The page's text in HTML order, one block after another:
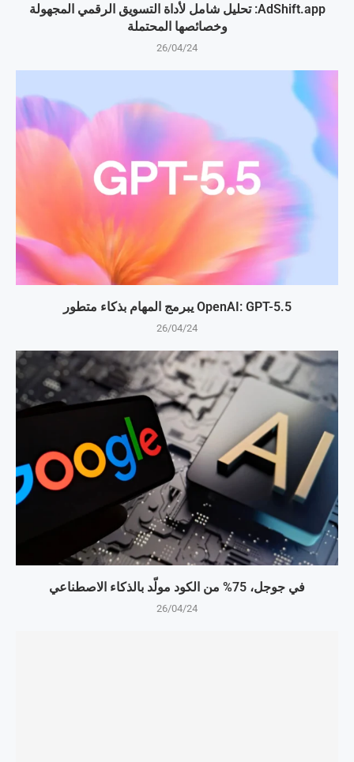
AdShift.app: تحليل شامل لأداة التسويق الرقمي المجهولة
وخصائصها المحتملة
26/04/24
OpenAI: GPT-5.5 يبرمج المهام بذكاء متطور
26/04/24
في جوجل، 75% من الكود مولّد بالذكاء الاصطناعي
26/04/24